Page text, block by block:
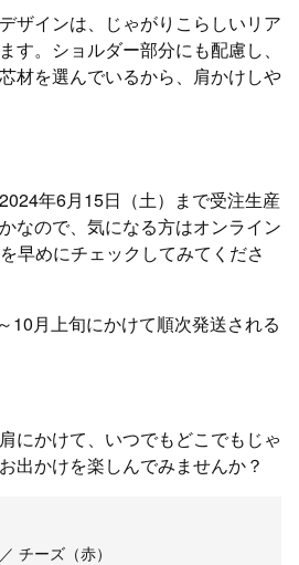
ザインは、じゃがりこらしいリア
す。ショルダー部分にも配慮し、
材を選んでいるから、肩かけしや
年6月15日（土）まで受注生産
なので、気になる方はオンライン
早めにチェックしてみてくださ
10月上旬にかけて順次発送される
にかけて、いつでもどこでもじゃ
出かけを楽しんでみませんか？
チーズ（赤）